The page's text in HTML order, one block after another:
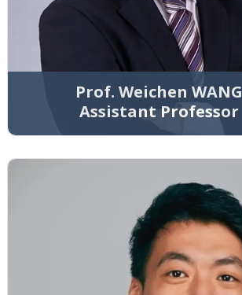
Prof. Weichen WANG
Assistant Professor